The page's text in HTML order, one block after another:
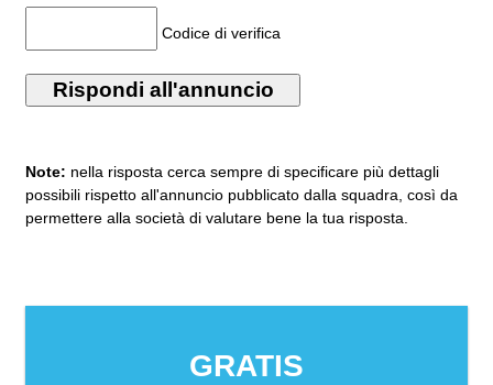
Codice di verifica
Note: nella risposta cerca sempre di specificare più dettagli
possibili rispetto all'annuncio pubblicato dalla squadra, così da
permettere alla società di valutare bene la tua risposta.
GRATIS